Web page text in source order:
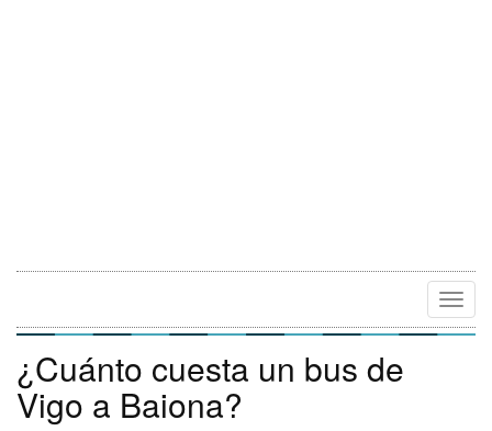
¿Cuánto cuesta un bus de
Vigo a Baiona?